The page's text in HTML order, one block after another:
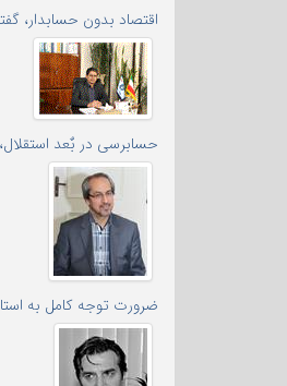
اقتصاد بدون حسابدار،
حسابرسی در بٌعد
ضرورت توجه کامل به استاندارد 600، گفتگو با آقای حسن حاجیان،